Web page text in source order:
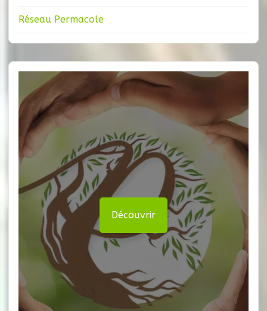
Réseau Permacole
Découvrir